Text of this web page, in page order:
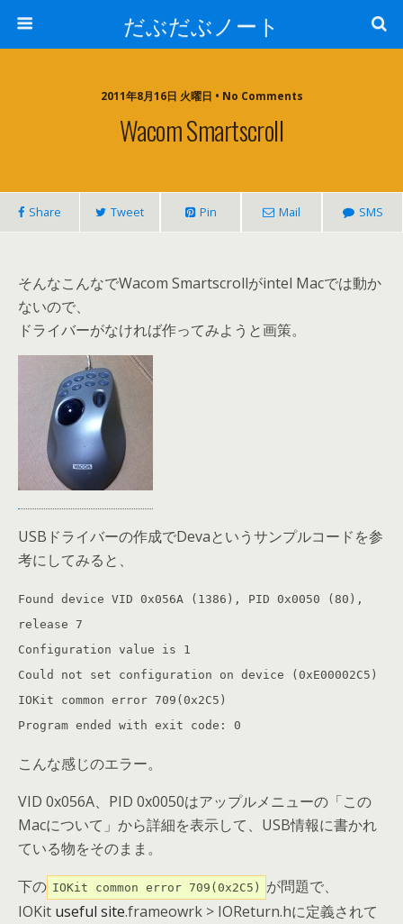
だぶだぶノート
2011年8月16日 火曜日 • No Comments
Wacom Smartscroll
Share Tweet Pin Mail SMS
そんなこんなでWacom Smartscrollがintel Macでは動か
ないので、
ドライバーがなければ作ってみようと画策。
USBドライバーの作成でDevaというサンプルコードを参
考にしてみると、
Found device VID 0x056A (1386), PID 0x0050 (80),
release 7
Configuration value is 1
Could not set configuration on device (0xE00002C5)
IOKit common error 709(0x2C5)
Program ended with exit code: 0
こんな感じのエラー。
VID 0x056A、PID 0x0050はアップルメニューの「この
Macについて」から詳細を表示して、USB情報に書かれ
ている物をそのまま。
下の IOKit common error 709(0x2C5)
が問題で、
IOKit useful site.frameowrk > IOReturn.hに定義されて